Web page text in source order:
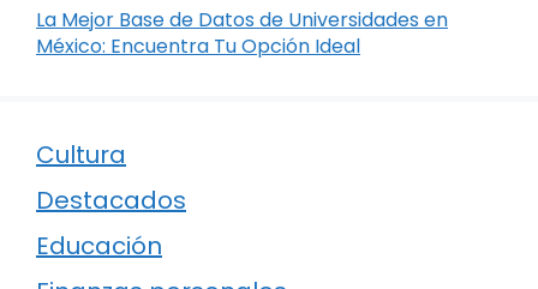
La Mejor Base de Datos de Universidades en
México: Encuentra Tu Opción Ideal
Cultura
Destacados
Educación